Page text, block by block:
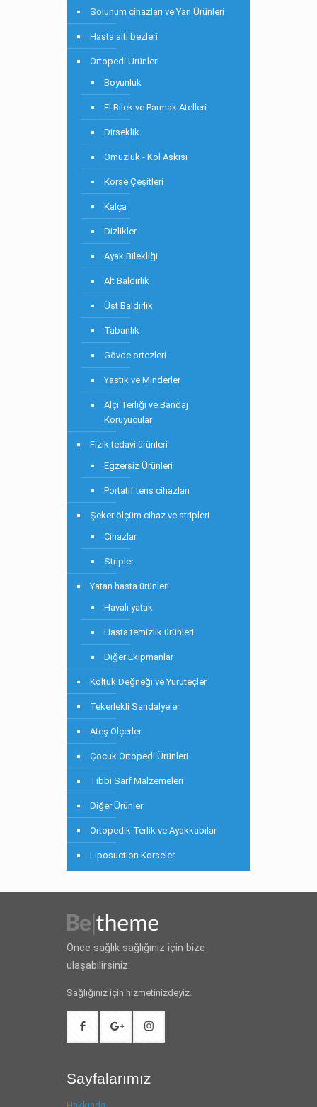
Solunum cihazları ve Yan Ürünleri
Hasta altı bezleri
Ortopedi Ürünleri
Boyunluk
El Bilek ve Parmak Atelleri
Dirseklik
Omuzluk - Kol Askısı
Korse Çeşitleri
Kalça
Dizlikler
Ayak Bilekliği
Alt Baldırlık
Üst Baldırlık
Tabanlık
Gövde ortezleri
Yastık ve Minderler
Alçı Terliği ve Bandaj
Koruyucular
Fizik tedavi ürünleri
Egzersiz Ürünleri
Portatif tens cihazları
Şeker ölçüm cihaz ve stripleri
Cihazlar
Stripler
Yatan hasta ürünleri
Havalı yatak
Hasta temizlik ürünleri
Diğer Ekipmanlar
Koltuk Değneği ve Yürüteçler
Tekerlekli Sandalyeler
Ateş Ölçerler
Çocuk Ortopedi Ürünleri
Tıbbi Sarf Malzemeleri
Diğer Ürünler
Ortopedik Terlik ve Ayakkabılar
Liposuction Korseler
Önce sağlık sağlığınız için bize
ulaşabilirsiniz.
Sağlığınız için hizmetinizdeyiz.
Sayfalarımız